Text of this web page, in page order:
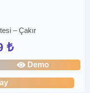
– Çakır
₺
Demo